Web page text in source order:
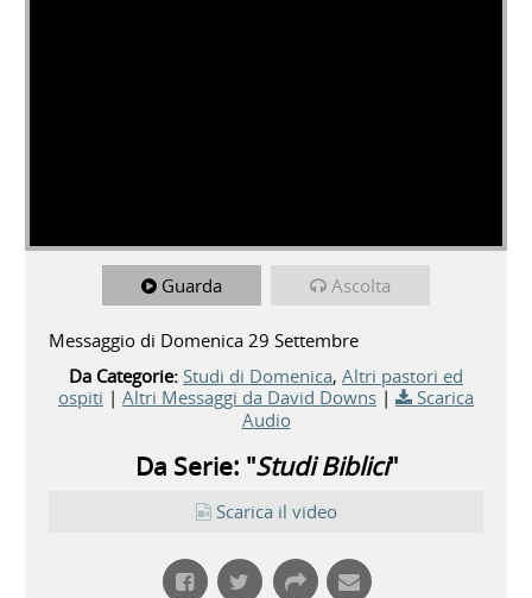
Guarda Ascolta
Messaggio di Domenica 29 Settembre
Da Categorie: Studi di Domenica, Altri pastori ed
ospiti | Altri Messaggi da David Downs |
Scarica
Audio
Da Serie: "Studi Biblici"
Scarica il video